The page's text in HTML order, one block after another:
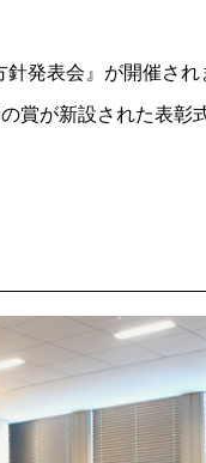
発表会』が開催され
賞が新設された表彰